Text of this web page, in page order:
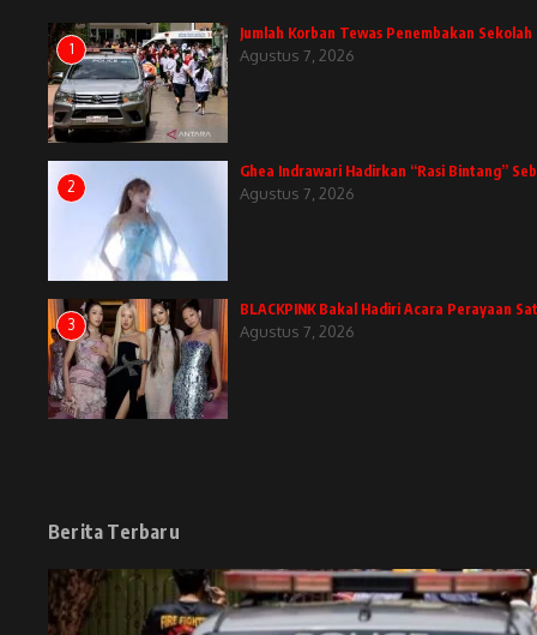
1
Jumlah Korban Tewas Penembakan
Agustus 7, 2026
2
Ghea Indrawari Hadirkan “Rasi Bintang”
Agustus 7, 2026
3
BLACKPINK Bakal Hadiri Acara Perayaan
Agustus 7, 2026
Berita Terbaru